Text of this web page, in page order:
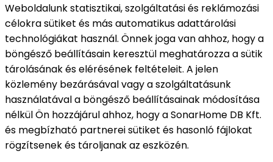
Weboldalunk statisztikai, szolgáltatási és reklámozási
célokra sütiket és más automatikus adattárolási
technológiákat használ. Önnek joga van ahhoz, hogy a
böngésző beállításain keresztül meghatározza a sütik
tárolásának és elérésének feltételeit. A jelen
közlemény bezárásával vagy a szolgáltatásunk
használatával a böngésző beállításainak módosítása
nélkül Ön hozzájárul ahhoz, hogy a SonarHome DB Kft.
és megbízható partnerei sütiket és hasonló fájlokat
rögzítsenek és tároljanak az eszközén.